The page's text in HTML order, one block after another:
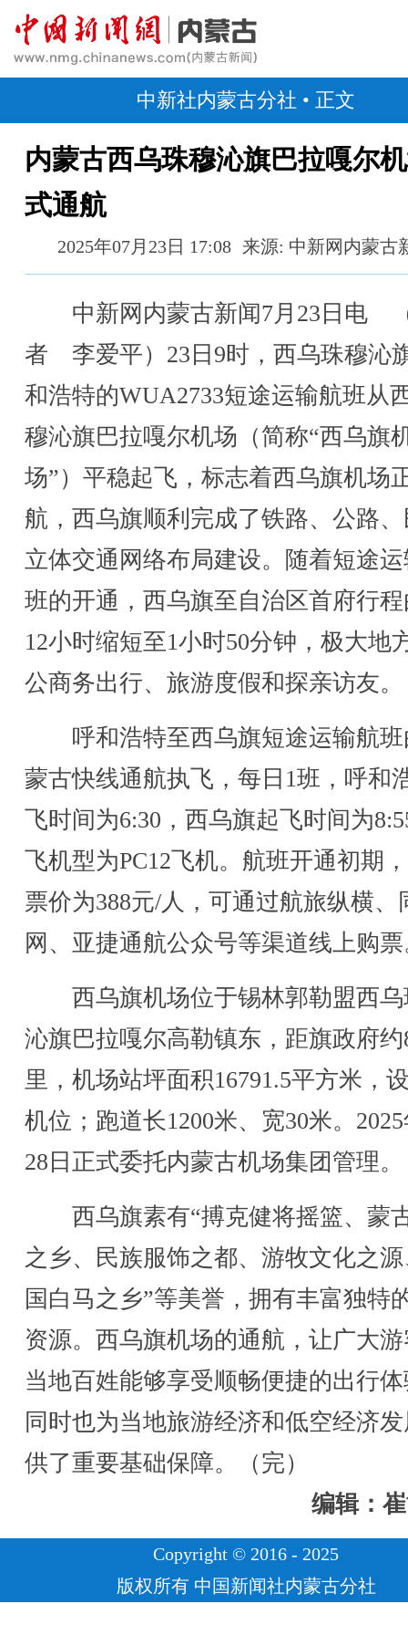
中新社内蒙古分社 • 正文
内蒙古西乌珠穆沁旗巴拉嘎尔
式通航
2025年07月23日 17:08 来源: 中新网内蒙古
中新网内蒙古新闻7月23日电
者 李爱平）23日9时，西乌珠穆沁
和浩特的WUA2733短途运输航班从
穆沁旗巴拉嘎尔机场（简称“西乌旗
场”）平稳起飞，标志着西乌旗机场
航，西乌旗顺利完成了铁路、公路
立体交通网络布局建设。随着短途
班的开通，西乌旗至自治区首府行
12小时缩短至1小时50分钟，极大地
公商务出行、旅游度假和探亲访友。
呼和浩特至西乌旗短途运输航班
蒙古快线通航执飞，每日1班，呼和
飞时间为6:30，西乌旗起飞时间为
飞机型为PC12飞机。航班开通初期
票价为388元/人，可通过航旅纵横、
网、亚捷通航公众号等渠道线上购
西乌旗机场位于锡林郭勒盟西乌
沁旗巴拉嘎尔高勒镇东，距旗政府约
里，机场站坪面积16791.5平方米，
机位；跑道长1200米、宽30米。
28日正式委托内蒙古机场集团管理。
西乌旗素有“搏克健将摇篮、蒙
之乡、民族服饰之都、游牧文化之
国白马之乡”等美誉，拥有丰富独特
资源。西乌旗机场的通航，让广大
当地百姓能够享受顺畅便捷的出行
同时也为当地旅游经济和低空经济
供了重要基础保障。（完）
编辑：
Copyright © 2016 - 2025
版权所有 中国新闻社内蒙古分社